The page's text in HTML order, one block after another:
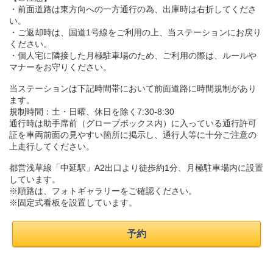
・前面道路は東方向への一方通行の為、出庫時は右折してくださ
い。
・ご返却時は、国道1号線をご利用の上、当ステーションにお戻り
ください。
・個人宅に隣接した月極駐車場のため、ご利用の際は、ルールや
マナーをお守りください。
当ステーションは下記時間帯において前面道路に時間規制があり
ます。
規制時間：土・日曜、休日を除く7:30-8:30
通行時は助手席前（グローブボックス内）に入っている通行許可
証を車両前面の見やすい箇所に掲示し、通行人等に十分ご注意の
上走行してください。
都営浅草線「中延駅」A2出口より徒歩約1分、月極駐車場内に設置
しています。
※順路は、フォトギャラリーをご確認ください。
※固定式看板を設置しています。
予約